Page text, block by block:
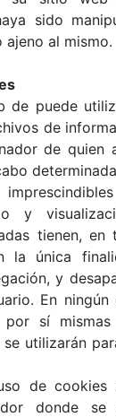
sido
al mismo.
de puede
de
de quien
y
tienen, en
la única
y
En
por sí
utilizarán
de cookies
donde se